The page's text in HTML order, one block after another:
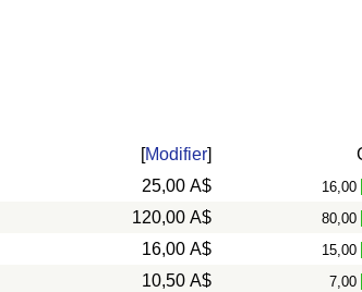
[Modifier]
25,00 A$ 16,00
120,00 A$ 80,00
16,00 A$ 15,00
10,50 A$ 7,00